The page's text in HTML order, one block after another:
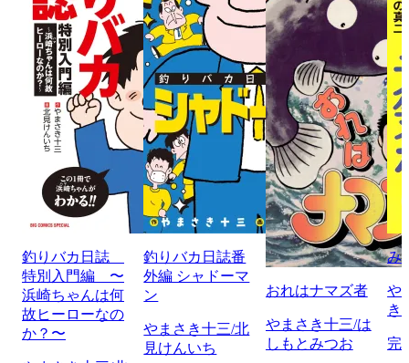
釣りバカ日誌
特別入門編 〜
浜崎ちゃんは何
故ヒーローなの
か？〜
釣りバカ日誌番
外編 シャドーマ
ン
やまさき十三/北
見けんいち
おれはナマズ者
やまさき十三/は
しもとみつお
み
や
き
完